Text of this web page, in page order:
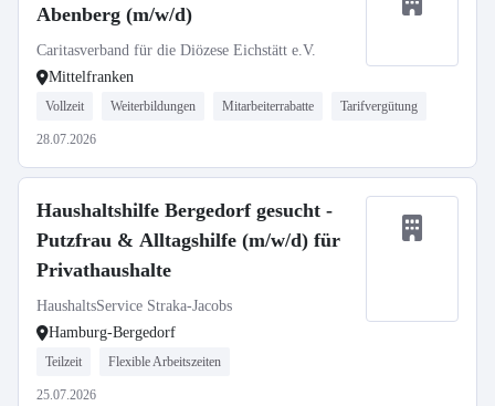
Abenberg (m/w/d)
Caritasverband für die Diözese Eichstätt e.V.
Mittelfranken
Vollzeit Weiterbildungen Mitarbeiterrabatte Tarifvergütung
28.07.2026
Haushaltshilfe Bergedorf gesucht -
Putzfrau & Alltagshilfe (m/w/d) für
Privathaushalte
HaushaltsService Straka-Jacobs
Hamburg-Bergedorf
Teilzeit Flexible Arbeitszeiten
25.07.2026